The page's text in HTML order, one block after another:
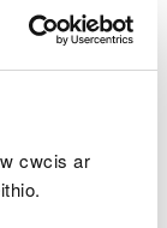
cwcis ar
Effeithiau
allent gynnig
Mae dulliau
iachach,